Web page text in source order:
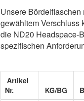
Unsere
gewähltem Verschluss
die ND20 Headspace-
spezifischen
Artikel
Nr.
KG/BG